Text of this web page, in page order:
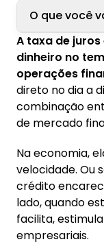
O que você
1. O que é
1.1. Como
2. Tipos de
2.1.
3. Como a
4. Como
5. Relação
juros
A taxa de
dinheiro no
operações
direto no dia a
combinação
de mercado
Na economia,
velocidade. Ou
crédito
lado, quando
facilita,
empresariais.